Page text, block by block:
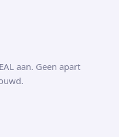
aan. Geen apart